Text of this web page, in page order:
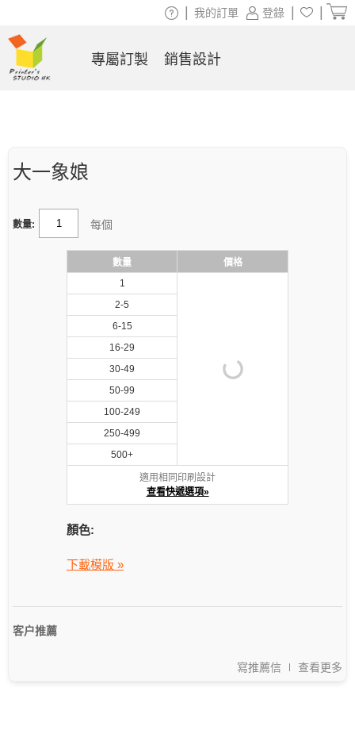
大一象娘
數量: 每個
數量
價格
1
2-5
6-15
16-29
30-49
50-99
100-249
250-499
500+
適用相同印刷設計
查看快遞選項»
顏色:
下載模版 »
客户推薦
寫推薦信 查看更多
登錄
我的訂單
專屬訂製 銷售設計